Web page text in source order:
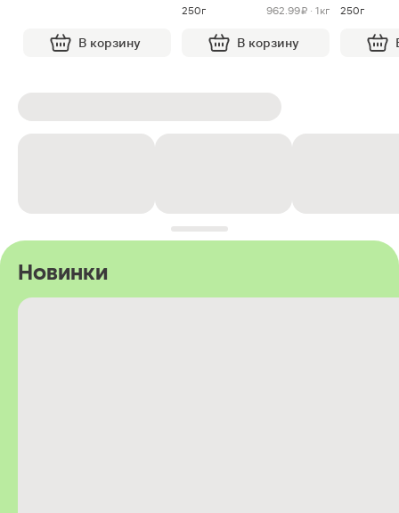
В корзину
250г
962.99 ₽ · 1кг
В корзину
250г
Новинки